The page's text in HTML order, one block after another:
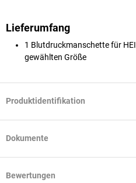
Lieferumfang
1 Blutdruckmanschette für
gewählten Größe
Produktidentifikation
Dokumente
Bewertungen